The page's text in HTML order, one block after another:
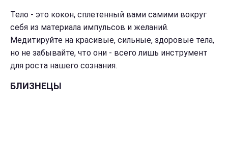
Тело - это кокон, сплетенный вами самими вокруг
себя из материала импульсов и желаний.
Медитируйте на красивые, сильные, здоровые тела,
но не забывайте, что они - всего лишь инструмент
для роста нашего сознания.
БЛИЗНЕЦЫ